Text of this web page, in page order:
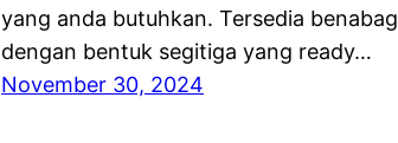
yang anda butuhkan. Tersedia benabag
dengan bentuk segitiga yang ready…
November 30, 2024